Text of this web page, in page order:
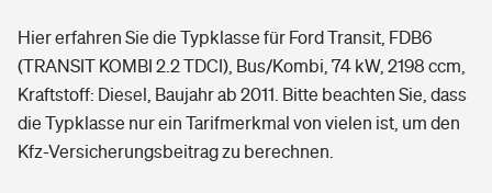
Grundfähigkeitsversicherung
Arbeitsrechtsschutz
Berufshaftpflichtversicherung
Elementarversicherung
Freizeit
Pri­vate Haft­pflicht­
Gesundheit
Hier erfahren Sie die Typklasse für Ford Transit, FDB6
(TRANSIT KOMBI 2.2 TDCI), Bus/Kombi, 74 kW, 2198 ccm,
Kraftstoff: Diesel, Baujahr ab 2011. Bitte beachten Sie, dass
die Typklasse nur ein Tarifmerkmal von vielen ist, um den
Kfz-Versicherungsbeitrag zu berechnen.